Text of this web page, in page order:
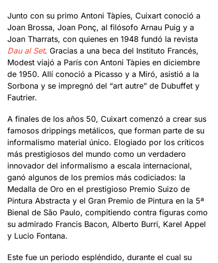
Junto con su primo Antoni Tàpies, Cuixart conoció a
Joan Brossa, Joan Ponç, al filósofo Arnau Puig y a
Joan Tharrats, con quienes en 1948 fundó la revista
Dau al Set. Gracias a una beca del Instituto Francés,
Modest viajó a París con Antoni Tàpies en diciembre
de 1950. Allí conoció a Picasso y a Miró, asistió a la
Sorbona y se impregnó del “art autre” de Dubuffet y
Fautrier.
A finales de los años 50, Cuixart comenzó a crear sus
famosos drippings metálicos, que forman parte de su
informalismo material único. Elogiado por los críticos
más prestigiosos del mundo como un verdadero
innovador del informalismo a escala internacional,
ganó algunos de los premios más codiciados: la
Medalla de Oro en el prestigioso Premio Suizo de
Pintura Abstracta y el Gran Premio de Pintura en la 5ª
Bienal de São Paulo, compitiendo contra figuras como
su admirado Francis Bacon, Alberto Burri, Karel Appel
y Lucio Fontana.
Este fue un periodo espléndido, durante el cual su